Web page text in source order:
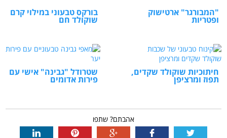
"המבורגר" ארטישוק
ופטריות
בורקס טבעוני במילוי קרם
שוקולד חם
חיתוכיות שוקולד שקדים,
תפוז ומרציפן
שטרודל "גבינה" אישי עם
פירות אדומים
אהבתם? שתפו